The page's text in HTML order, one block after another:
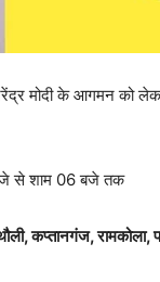
मोदी के आगमन को
बजे से शाम 06 बजे तक
कप्तानगंज, रामकोला,